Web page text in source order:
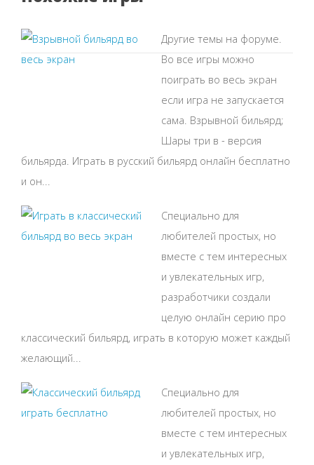
Другие темы на форуме.
Во все игры можно
поиграть во весь экран
если игра не запускается
сама. Взрывной бильярд;
Шары три в - версия
бильярда. Играть в русский бильярд онлайн бесплатно
и он...
Специально для
любителей простых, но
вместе с тем интересных
и увлекательных игр,
разработчики создали
целую онлайн серию про
классический бильярд, играть в которую может каждый
желающий...
Специально для
любителей простых, но
вместе с тем интересных
и увлекательных игр,